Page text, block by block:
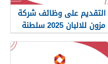
التقديم على وظائف شركة
مزون للالبان 2025 سلطنة
عمان